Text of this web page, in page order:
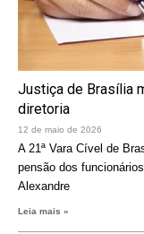
Justiça de Brasília
diretoria
12 de maio de 2026
A 21ª Vara Cível de
pensão dos
Alexandre
Leia mais »